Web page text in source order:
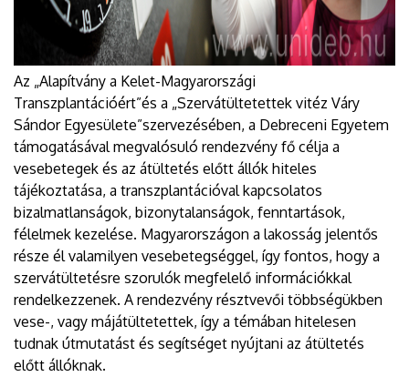
Az „Alapítvány a Kelet-Magyarországi
Transzplantációért”és a „Szervátültetettek vitéz Váry
Sándor Egyesülete”szervezésében, a Debreceni Egyetem
támogatásával megvalósuló rendezvény fő célja a
vesebetegek és az átültetés előtt állók hiteles
tájékoztatása, a transzplantációval kapcsolatos
bizalmatlanságok, bizonytalanságok, fenntartások,
félelmek kezelése. Magyarországon a lakosság jelentős
része él valamilyen vesebetegséggel, így fontos, hogy a
szervátültetésre szorulók megfelelő információkkal
rendelkezzenek. A rendezvény résztvevői többségükben
vese-, vagy májátültetettek, így a témában hitelesen
tudnak útmutatást és segítséget nyújtani az átültetés
előtt állóknak.